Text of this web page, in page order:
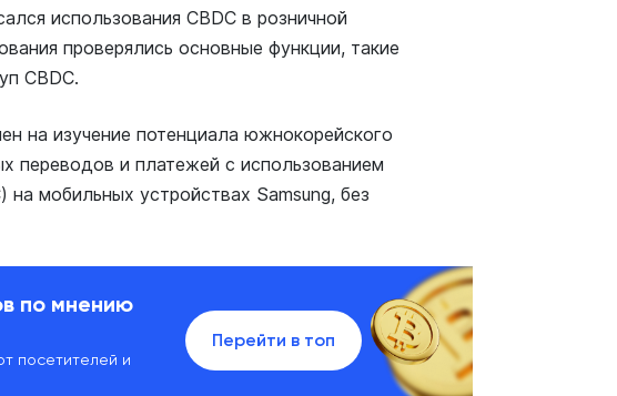
использования CBDC в розничной
проверялись основные функции, такие
CBDC.
на изучение потенциала южнокорейского
переводов и платежей с использованием
мобильных устройствах Samsung, без
по мнению
посетителей и
Перейти в топ